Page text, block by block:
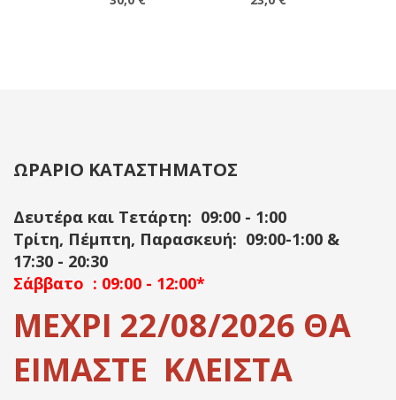
ΩΡΑΡΙΟ ΚΑΤΑΣΤΗΜΑΤΟΣ
Δευτέρα και Τετάρτη: 09:00 - 1:00
Τρίτη, Πέμπτη, Παρασκευή: 09:00-1:00 &
17:30 - 20:30
Σάββατο : 09:00 - 12:00*
ΜΕΧΡΙ 22/08/2026 ΘΑ
ΕΙΜΑΣΤΕ ΚΛΕΙΣΤΑ